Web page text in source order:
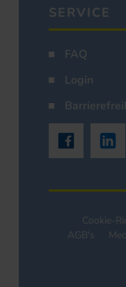
SERVICE
FAQ
Login
Cookie-
AGB's